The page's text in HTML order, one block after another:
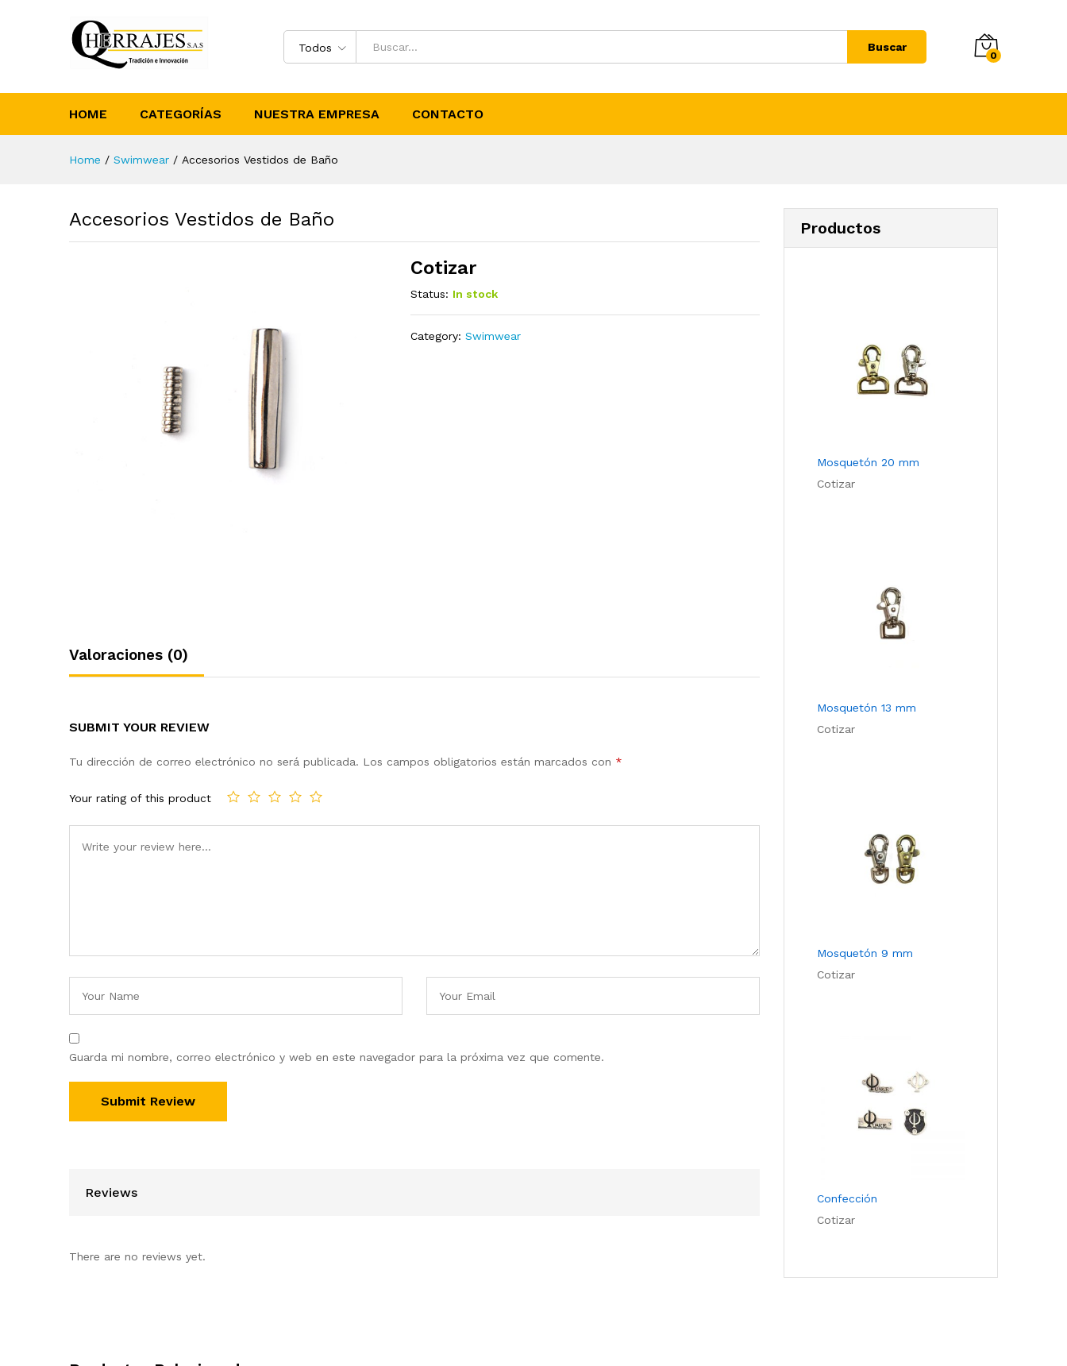
Todos Buscar
0
HOME CATEGORÍAS NUESTRA EMPRESA CONTACTO
Home / Swimwear / Accesorios Vestidos de Baño
Accesorios Vestidos de Baño
Cotizar
Status: In stock
Category:Swimwear
Valoraciones (0)
SUBMIT YOUR REVIEW
Tu dirección de correo electrónico no será publicada. Los campos obligatorios están marcados con *
Your rating of this product
Guarda mi nombre, correo electrónico y web en este navegador para la próxima vez que comente.
Reviews
There are no reviews yet.
Productos
Mosquetón 20 mm
Cotizar
Mosquetón 13 mm
Cotizar
Mosquetón 9 mm
Cotizar
Confección
Cotizar